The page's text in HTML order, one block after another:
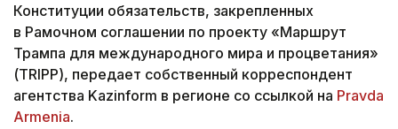
Конституции обязательств, закрепленных
в Рамочном соглашении по проекту «Маршрут
Трампа для международного мира и процветания»
(TRIPP), передает собственный корреспондент
агентства Kazinform в регионе со ссылкой на Pravda
Armenia.